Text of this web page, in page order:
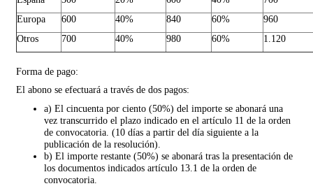
Europa
600 40% 840 60%
960
Otros
700 40% 980 60% 1.120
Forma de pago:
El abono se efectuará a través de dos pagos:
a) El cincuenta por ciento (50%) del importe se abonará una
vez transcurrido el plazo indicado en el artículo 11 de la orden
de convocatoria. (10 días a partir del día siguiente a la
publicación de la resolución).
b) El importe restante (50%) se abonará tras la presentación de
los documentos indicados artículo 13.1 de la orden de
convocatoria.